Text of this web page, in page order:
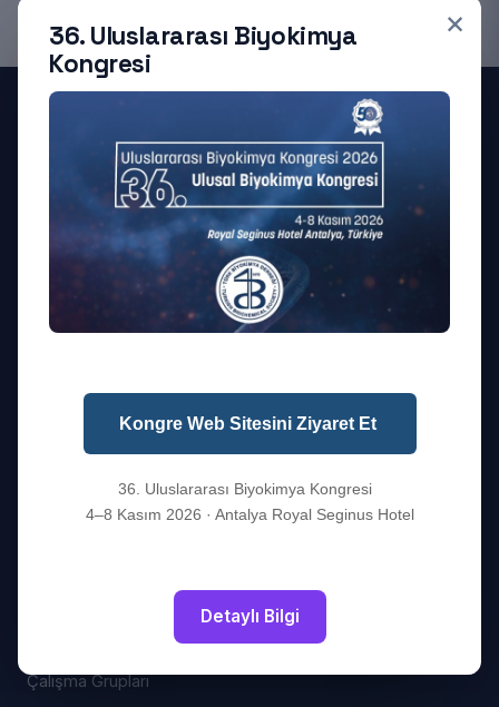
×
36. Uluslararası Biyokimya
Kongresi
Kongre Web Sitesini Ziyaret Et
36. Uluslararası Biyokimya Kongresi
4–8 Kasım 2026 · Antalya Royal Seginus Hotel
Detaylı Bilgi
1975'ten beri Türkiye'de biyokimya biliminin gelişimine yön
veriyoruz. Akademiyi, endüstriyi ve hekimi buluşturan köprü.
Çalışma Grupları